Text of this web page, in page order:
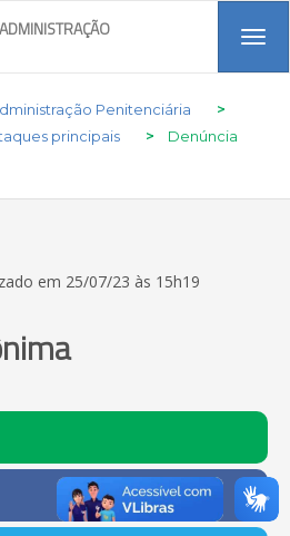
Penitenciária
>
principais
>
Denúncia
em 25/07/23 às 15h19